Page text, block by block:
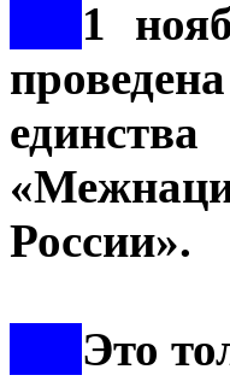
1
России».
Это